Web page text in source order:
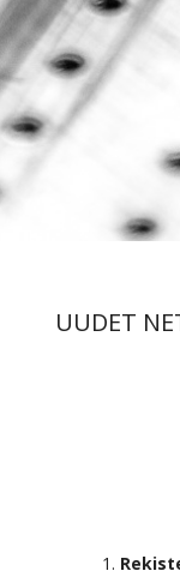
UUDET